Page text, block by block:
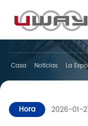
Casa Noticias La
Hora 2026-01-